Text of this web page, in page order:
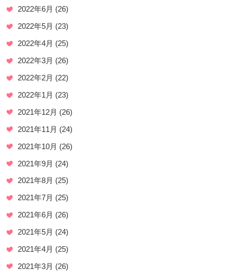
2022年6月 (26)
2022年5月 (23)
2022年4月 (25)
2022年3月 (26)
2022年2月 (22)
2022年1月 (23)
2021年12月 (26)
2021年11月 (24)
2021年10月 (26)
2021年9月 (24)
2021年8月 (25)
2021年7月 (25)
2021年6月 (26)
2021年5月 (24)
2021年4月 (25)
2021年3月 (26)